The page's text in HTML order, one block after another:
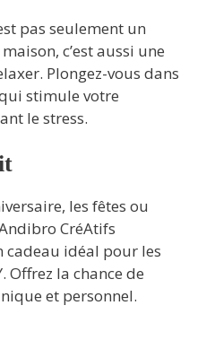
pas seulement un
c’est aussi une
Plongez-vous dans
stimule votre
le stress.
les fêtes ou
CréAtifs
cadeau idéal pour les
Offrez la chance de
et personnel.